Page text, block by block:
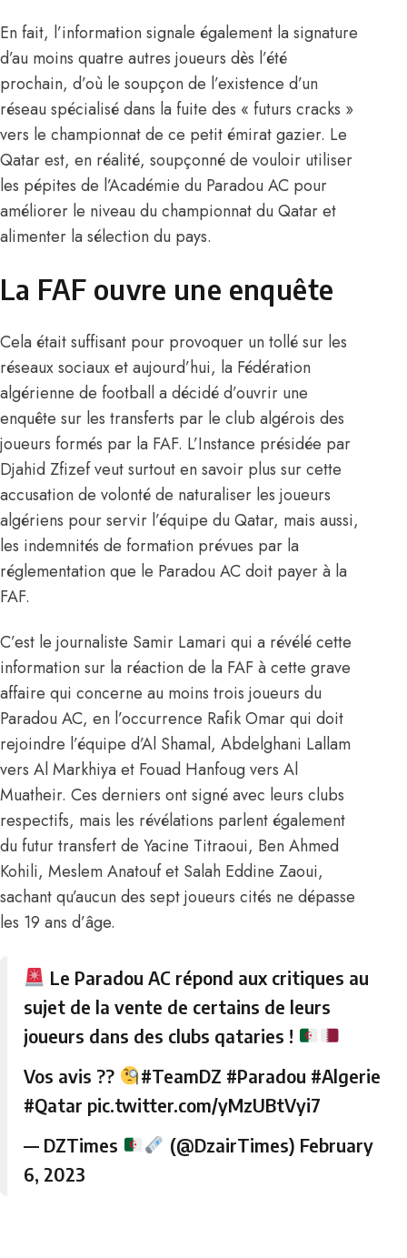
En fait, l’information signale également la signature
d’au moins quatre autres joueurs dès l’été
prochain, d’où le soupçon de l’existence d’un
réseau spécialisé dans la fuite des « futurs cracks »
vers le championnat de ce petit émirat gazier. Le
Qatar est, en réalité, soupçonné de vouloir utiliser
les pépites de l’Académie du Paradou AC pour
améliorer le niveau du championnat du Qatar et
alimenter la sélection du pays.
La FAF ouvre une enquête
Cela était suffisant pour provoquer un tollé sur les
réseaux sociaux et aujourd’hui, la Fédération
algérienne de football a décidé d’ouvrir une
enquête sur les transferts par le club algérois des
joueurs formés par la FAF. L’Instance présidée par
Djahid Zfizef veut surtout en savoir plus sur cette
accusation de volonté de naturaliser les joueurs
algériens pour servir l’équipe du Qatar, mais aussi,
les indemnités de formation prévues par la
réglementation que le Paradou AC doit payer à la
FAF.
C’est le journaliste Samir Lamari qui a révélé cette
information sur la réaction de la FAF à cette grave
affaire qui concerne au moins trois joueurs du
Paradou AC, en l’occurrence Rafik Omar qui doit
rejoindre l’équipe d’Al Shamal, Abdelghani Lallam
vers Al Markhiya et Fouad Hanfoug vers Al
Muatheir. Ces derniers ont signé avec leurs clubs
respectifs, mais les révélations parlent également
du futur transfert de Yacine Titraoui, Ben Ahmed
Kohili, Meslem Anatouf et Salah Eddine Zaoui,
sachant qu’aucun des sept joueurs cités ne dépasse
les 19 ans d’âge.
Le Paradou AC répond aux critiques au
sujet de la vente de certains de leurs
joueurs dans des clubs qataries !
Vos avis ??
#TeamDZ #Paradou #Algerie
#Qatar pic.twitter.com/yMzUBtVyi7
— DZTimes
(@DzairTimes) February
6, 2023